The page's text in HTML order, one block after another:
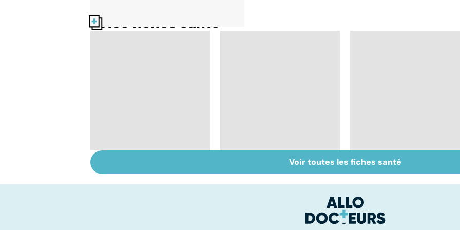
Nos fiches santé
infections
Inflammation des
amygdales : que faire
Suicide : prévenir le
passage à l'acte
Voir toutes les fiches santé